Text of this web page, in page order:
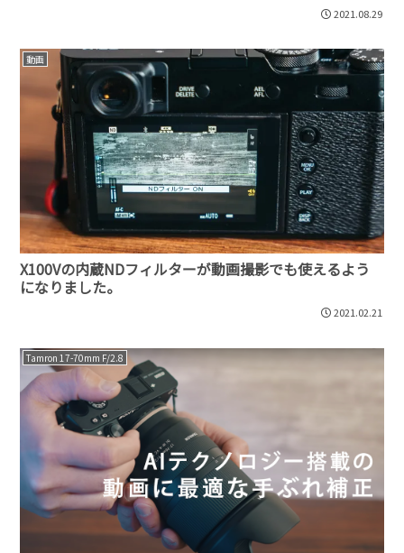
2021.08.29
動画
X100Vの内蔵NDフィルターが動画撮影でも使えるよう
になりました。
2021.02.21
Tamron 17-70mm F/2.8